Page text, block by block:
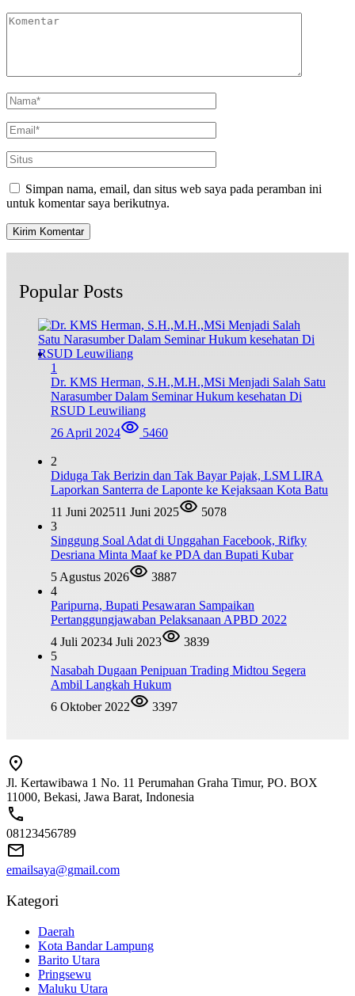
Simpan nama, email, dan situs web saya pada peramban ini
untuk komentar saya berikutnya.
Popular Posts
1
Dr. KMS Herman, S.H.,M.H.,MSi Menjadi Salah Satu
Narasumber Dalam Seminar Hukum kesehatan Di
RSUD Leuwiliang
26 April 2024
5460
2
Diduga Tak Berizin dan Tak Bayar Pajak, LSM LIRA
Laporkan Santerra de Laponte ke Kejaksaan Kota Batu
11 Juni 202511 Juni 2025
5078
3
Singgung Soal Adat di Unggahan Facebook, Rifky
Desriana Minta Maaf ke PDA dan Bupati Kubar
5 Agustus 2026
3887
4
Paripurna, Bupati Pesawaran Sampaikan
Pertanggungjawaban Pelaksanaan APBD 2022
4 Juli 20234 Juli 2023
3839
5
Nasabah Dugaan Penipuan Trading Midtou Segera
Ambil Langkah Hukum
6 Oktober 2022
3397
Jl. Kertawibawa 1 No. 11 Perumahan Graha Timur, PO. BOX
11000, Bekasi, Jawa Barat, Indonesia
08123456789
emailsaya@gmail.com
Kategori
Daerah
Kota Bandar Lampung
Barito Utara
Pringsewu
Maluku Utara